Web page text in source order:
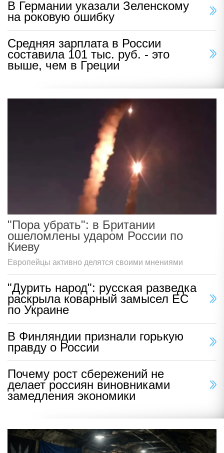
В Германии указали Зеленскому
на роковую ошибку
Средняя зарплата в России
составила 101 тыс. руб. - это
выше, чем в Греции
"Пора убрать": в Британии
ошеломлены ударом России по
Киеву
Европейцы активно делятся своими мнениями
"Дурить народ": русская разведка
раскрыла коварный замысел ЕС
по Украине
В Финляндии признали горькую
правду о России
Почему рост сбережений не
делает россиян виновниками
замедления экономики